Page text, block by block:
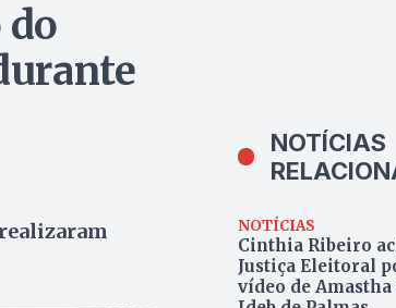
NOTÍCIAS
NOTÍCIAS
Cinthia Ribeiro
Justiça Eleitoral
vídeo de Amastha